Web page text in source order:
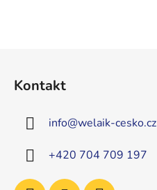
Kontakt
info@welaik-cesko.cz
+420 704 709 197